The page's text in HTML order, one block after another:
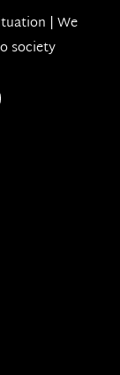
| We
society